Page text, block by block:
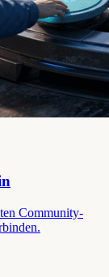
Community-